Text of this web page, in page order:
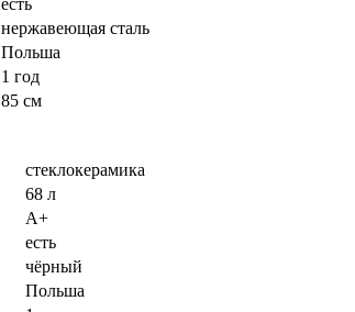
есть
нержавеющая сталь
Польша
1 год
85 см
стеклокерамика
68 л
А+
есть
чёрный
Польша